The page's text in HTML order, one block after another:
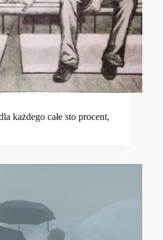
każdego całe sto procent,